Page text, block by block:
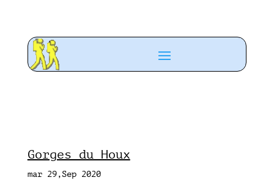
Gorges du Houx
mar 29,Sep 2020